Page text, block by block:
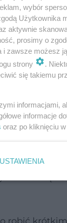
solą lub
lekko
uniknąć
odsunąć
wybór
Użytkownika
aktywnie
prosimy o
i zawsze możesz
strony
.
się takiemu
informacjami,
informacje
oraz po kliknięciu w
USTAWIENIA